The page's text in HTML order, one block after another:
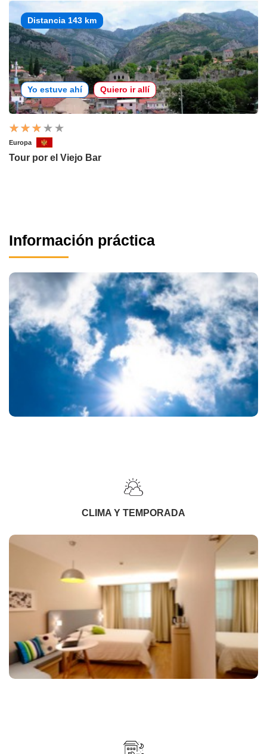
Distancia 143 km
Yo estuve ahí Quiero ir allí
Europa
Tour por el Viejo Bar
Información práctica
CLIMA Y TEMPORADA